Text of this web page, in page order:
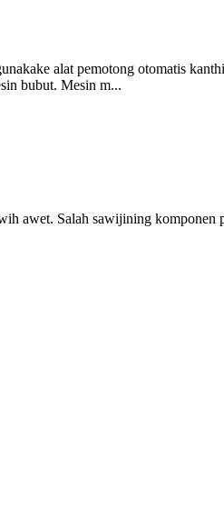
alat pemotong otomatis
bubut. Mesin m...
awet. Salah sawijining komponen